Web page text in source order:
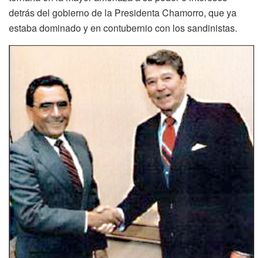
detrás del gobierno de la Presidenta Chamorro, que ya
estaba dominado y en contubernio con los sandinistas.